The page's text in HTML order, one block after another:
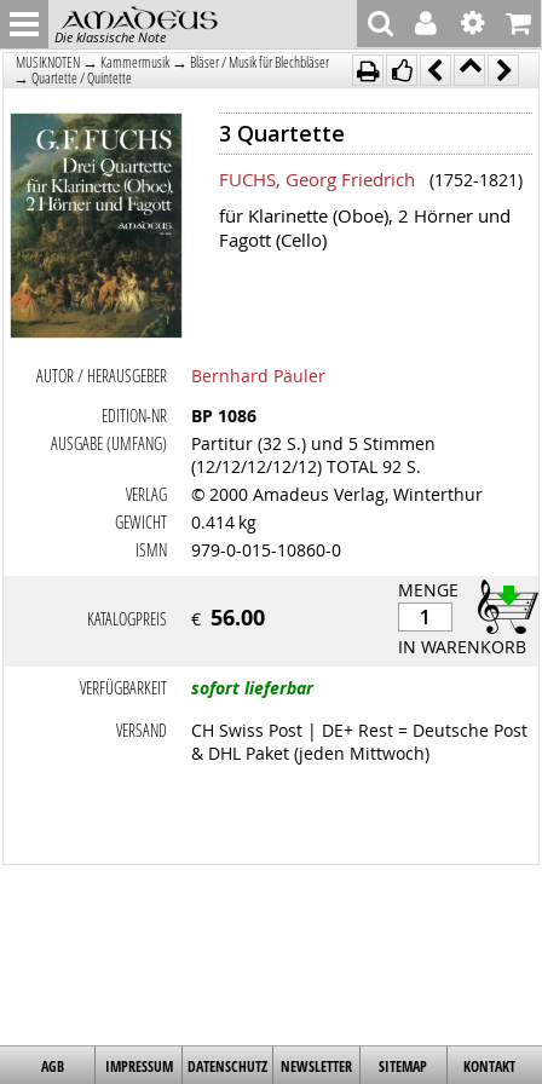
Die klassische Note
MUSIKNOTEN → Kammermusik → Bläser / Musik für Blechbläser
→ Quartette / Quintette
3 Quartette
FUCHS, Georg Friedrich (1752-1821)
für Klarinette (Oboe), 2 Hörner und
Fagott (Cello)
AUTOR / HERAUSGEBER
Bernhard Päuler
EDITION-NR
BP 1086
AUSGABE (UMFANG)
Partitur (32 S.) und 5 Stimmen
(12/12/12/12/12) TOTAL 92 S.
VERLAG
© 2000 Amadeus Verlag, Winterthur
GEWICHT
0.414 kg
ISMN
979-0-015-10860-0
MENGE
IN WARENKORB
KATALOGPREIS €56.00
VERFÜGBARKEIT
sofort lieferbar
VERSAND
CH Swiss Post | DE+ Rest = Deutsche Post
& DHL Paket (jeden Mittwoch)
AGB IMPRESSUM DATENSCHUTZ NEWSLETTER SITEMAP KONTAKT